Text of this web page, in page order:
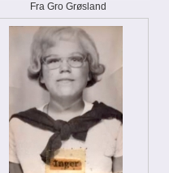
Fra Gro Grøsland